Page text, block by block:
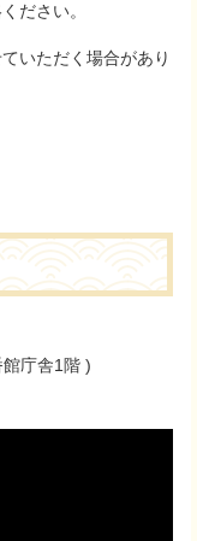
ださい。
いただく場合があり
庁舎1階 )